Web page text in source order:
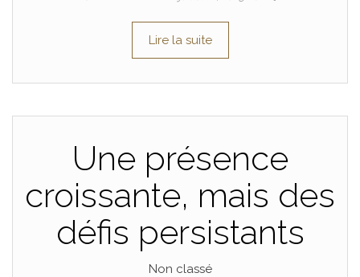
Lire la suite
Une présence
croissante, mais des
défis persistants
Non classé